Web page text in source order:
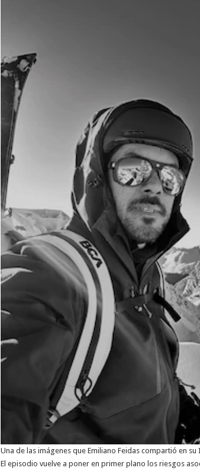
Una de las imágenes que Emiliano Feidas compartió en su
El episodio vuelve a poner en primer plano los riesgos